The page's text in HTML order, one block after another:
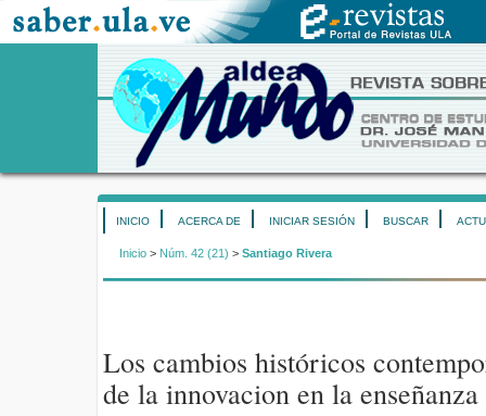
INICIO ACERCA DE INICIAR SESIÓN BUSCAR
Inicio > Núm. 42 (21) > Santiago Rivera
Los cambios históricos
de la innovacion en la